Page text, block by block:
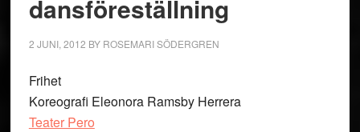
dansföreställning
2 JUNI, 2012 BY ROSEMARI SÖDERGREN
Frihet
Koreografi Eleonora Ramsby Herrera
Teater Pero